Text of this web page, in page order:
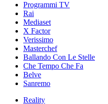
Programmi TV
Rai
Mediaset
X Factor
Verissimo
Masterchef
Ballando Con Le Stelle
Che Tempo Che Fa
Belve
Sanremo
Reality